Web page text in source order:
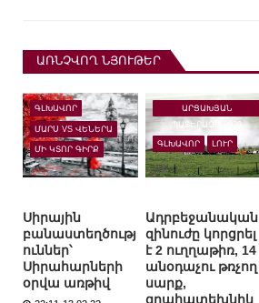
ԱՌՆՉՎՈՂ ՆՅՈՒԹԵՐ
ԳԼԽԱՎՈՐ
ՄԱՐՍ VS ՎԵՆԵՐԱ
ՄԻ ԿՏՈՐ ԳԻՐՔ
Սիրային
բանաստեղծությ
ուններ՝
Սիրահարների
օրվա առթիվ
ԱՐՑԱԽՅԱՆ
ՊԱՏԵՐԱԶՄ-2020
ԳԼԽԱՎՈՐ ԼՈՒՐ
Ադրբեջանական
զինուժը կորցրել
է 2 ուղղաթիռ, 14
անօդաչու թռչող
սարք,
զրահատեխնիկ